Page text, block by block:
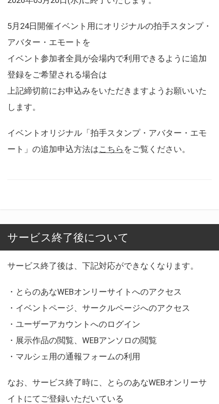
5月24日開催イベント用にオリジナルの拍手スタンプ・
アバター・エモートを
イベント参加者全員が会場内で利用できるように追加
登録をご希望される場合は
上記締切前にお申込みをいただきますようお願いいた
します。
イベントオリジナル「拍手スタンプ・アバター・エモ
ート」の追加申込方法はこちら をご覧ください。
サービス終了後について
サービス終了後は、下記対応ができなくなります。
・とらのあなWEBオンリーサイトへのアクセス
・イベントページ、サークルページへのアクセス
・ユーザーアカウントへのログイン
・展示作品の閲覧、WEBアンソロの閲覧
・マルシェ用の通報フォームの利用
なお、サービス終了時に、とらのあなWEBオンリーサ
イトにてご登録いただいている